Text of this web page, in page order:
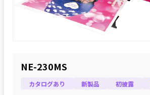
NE-230MS
カタログあり 新製品 初披露